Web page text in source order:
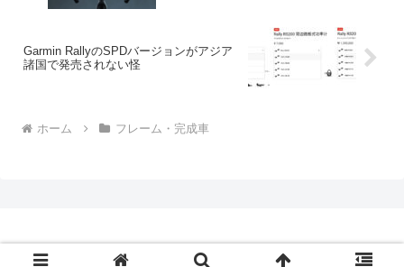
Garmin RallyのSPDバージョンがアジア
諸国で発売されない怪
ホーム フレーム・完成車
Copyright © 2009-2026 CBN Blog All Rights Reserved.